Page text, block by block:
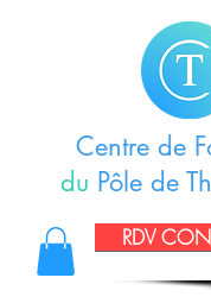
Centre de
du Pôle de
RDV